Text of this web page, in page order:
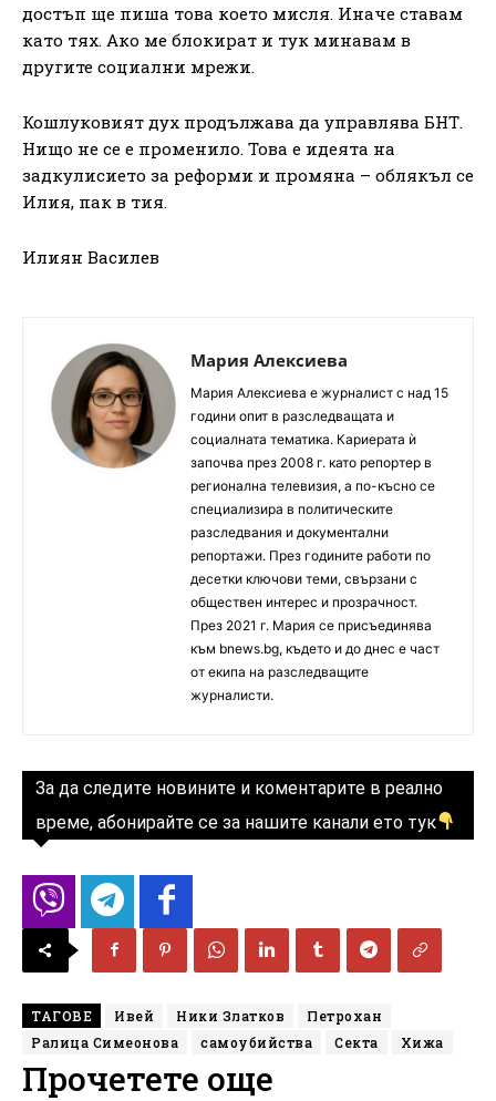
достъп ще пиша това което мисля. Иначе ставам
като тях. Ако ме блокират и тук минавам в
другите социални мрежи.
Кошлуковият дух продължава да управлява БНТ.
Нищо не се е променило. Това е идеята на
задкулисието за реформи и промяна – облякъл се
Илия, пак в тия.
Илиян Василев
Мария Алексиева
Мария Алексиева е журналист с над 15
години опит в разследващата и
социалната тематика. Кариерата ѝ
започва през 2008 г. като репортер в
регионална телевизия, а по-късно се
специализира в политическите
разследвания и документални
репортажи. През годините работи по
десетки ключови теми, свързани с
обществен интерес и прозрачност.
През 2021 г. Мария се присъединява
към bnews.bg, където и до днес е част
от екипа на разследващите
журналисти.
За да следите новините и коментарите в реално
време, абонирайте се за нашите канали ето тук
ТАГОВЕ Ивей Ники Златков
Петрохан
Ралица Симеонова
самоубийства Секта Хижа
Прочетете още